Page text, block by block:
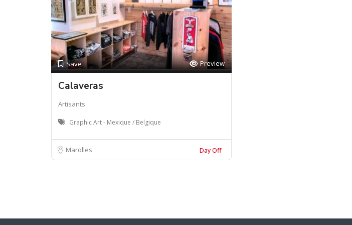
Save Preview
Calaveras
Artisants
Graphic Art - Mexique / Belgique
Marolles Day Off